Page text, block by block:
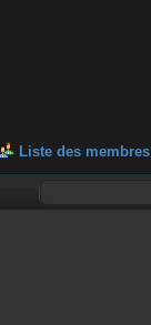
Liste des membres